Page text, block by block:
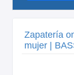
Zapatería
mujer |